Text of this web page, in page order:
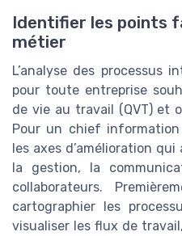
Identifier les points
métier
L’analyse des processus
pour toute entreprise
de vie au travail (QVT) et
Pour un chief information
les axes d’amélioration
la gestion, la
collaborateurs.
cartographier les
visualiser les flux de